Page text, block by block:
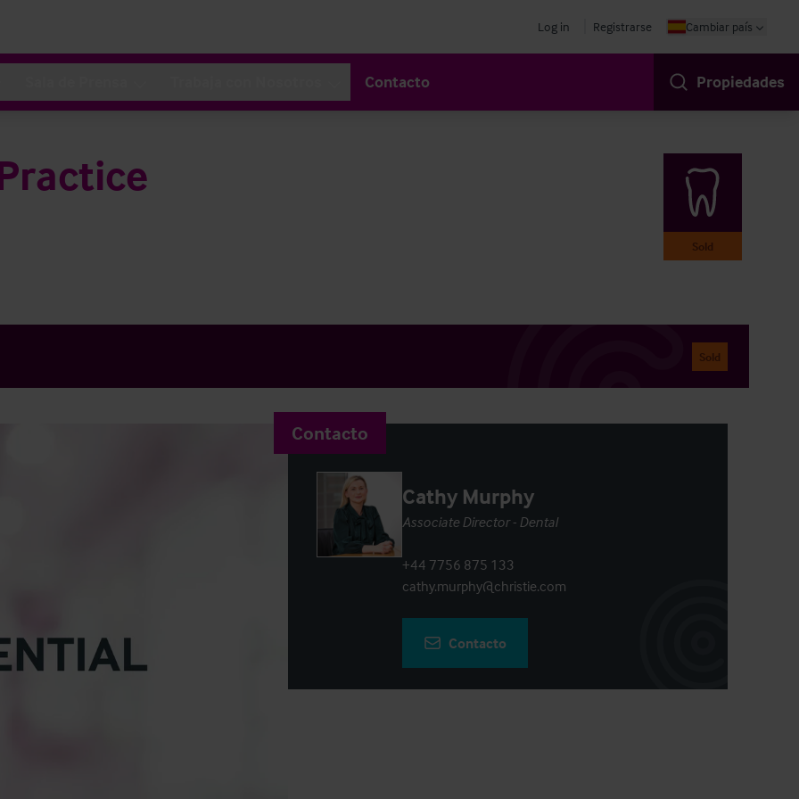
Log in Registrarse Cambiar país
Contacto Propiedades
Sold
Sold
Contacto
Cathy Murphy
Associate Director - Dental
+44 7756 875 133
cathy.murphy@christie.com
Contacto